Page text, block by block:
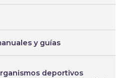
y guías
deportivos